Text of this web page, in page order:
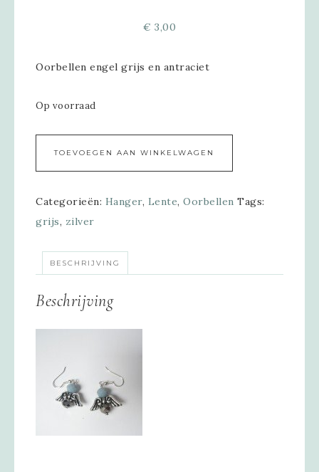
€ 3,00
Oorbellen engel grijs en antraciet
Op voorraad
TOEVOEGEN AAN WINKELWAGEN
Categorieën: Hanger, Lente, Oorbellen Tags:
grijs, zilver
BESCHRIJVING
Beschrijving